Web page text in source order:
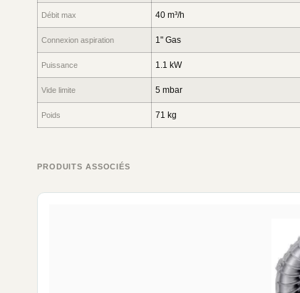
Débit max 40 m³/h
Connexion aspiration 1" Gas
Puissance 1.1 kW
Vide limite 5 mbar
Poids 71 kg
PRODUITS ASSOCIÉS